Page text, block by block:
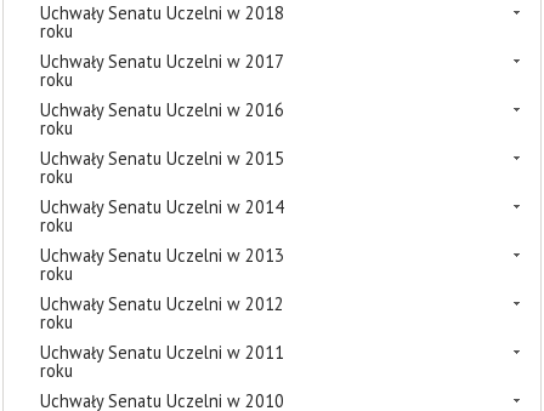
Uchwały Senatu Uczelni w 2018
roku
Uchwały Senatu Uczelni w 2017
roku
Uchwały Senatu Uczelni w 2016
roku
Uchwały Senatu Uczelni w 2015
roku
Uchwały Senatu Uczelni w 2014
roku
Uchwały Senatu Uczelni w 2013
roku
Uchwały Senatu Uczelni w 2012
roku
Uchwały Senatu Uczelni w 2011
roku
Uchwały Senatu Uczelni w 2010